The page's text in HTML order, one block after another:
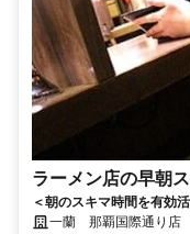
ラーメン店の早朝
＜朝のスキマ時間を有効
ークにもオススメ♪髪色自
一蘭 那覇国際通り店